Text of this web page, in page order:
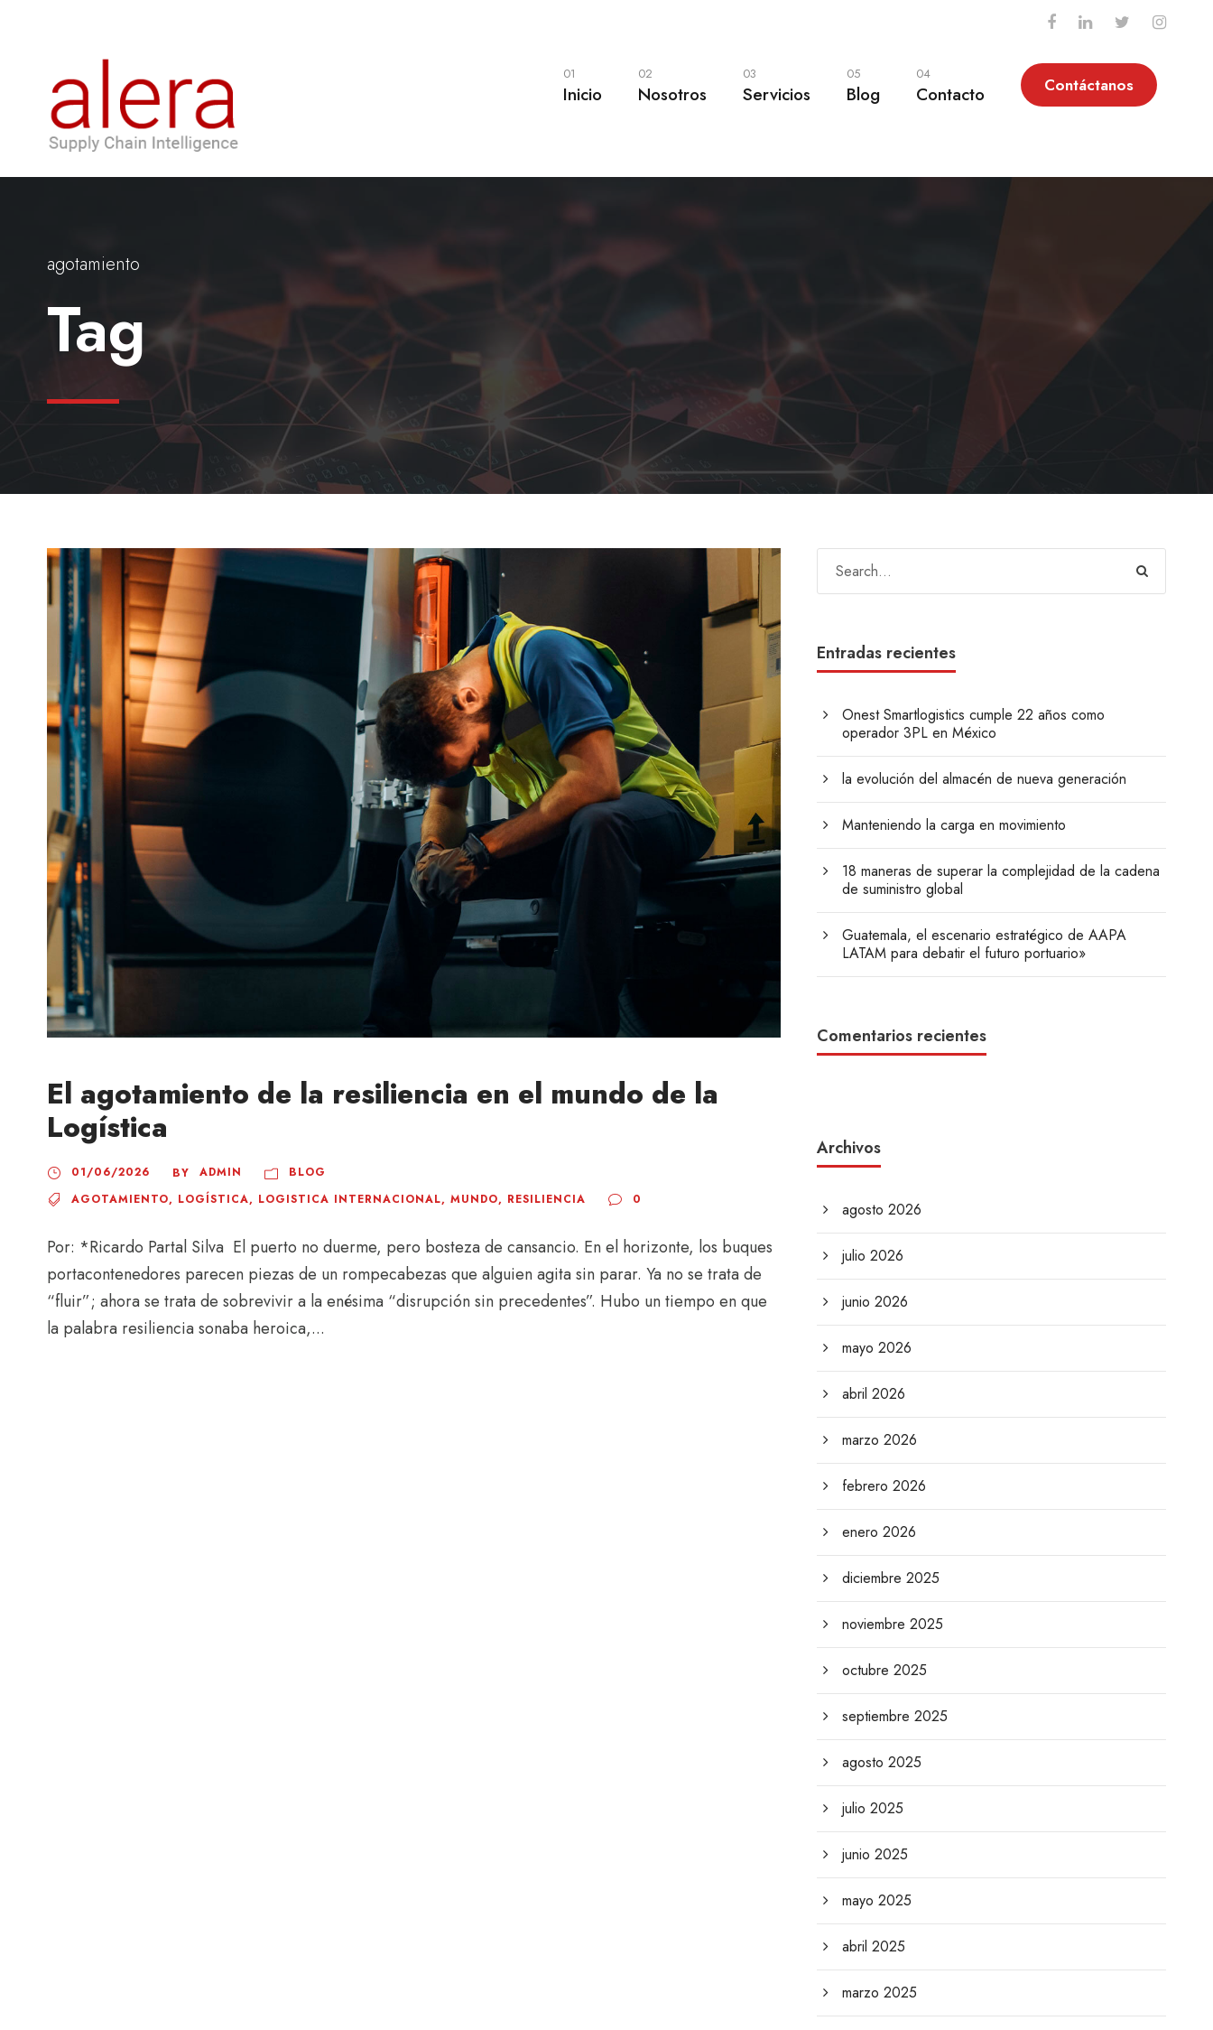
01
Inicio
02
Nosotros
03
Servicios
05
Blog
04
Contacto Contáctanos
agotamiento
Tag
El agotamiento de la resiliencia en el mundo de la
Logística
01/06/2026 BY ADMIN
BLOG
AGOTAMIENTO, LOGÍSTICA, LOGISTICA INTERNACIONAL, MUNDO, RESILIENCIA 0
Por: *Ricardo Partal Silva El puerto no duerme, pero bosteza de cansancio. En el horizonte, los buques
portacontenedores parecen piezas de un rompecabezas que alguien agita sin parar. Ya no se trata de
“fluir”; ahora se trata de sobrevivir a la enésima “disrupción sin precedentes”. Hubo un tiempo en que
la palabra resiliencia sonaba heroica,...
Entradas recientes
Onest Smartlogistics cumple 22 años como
operador 3PL en México
la evolución del almacén de nueva generación
Manteniendo la carga en movimiento
18 maneras de superar la complejidad de la cadena
de suministro global
Guatemala, el escenario estratégico de AAPA
LATAM para debatir el futuro portuario»
Comentarios recientes
Archivos
agosto 2026
julio 2026
junio 2026
mayo 2026
abril 2026
marzo 2026
febrero 2026
enero 2026
diciembre 2025
noviembre 2025
octubre 2025
septiembre 2025
agosto 2025
julio 2025
junio 2025
mayo 2025
abril 2025
marzo 2025